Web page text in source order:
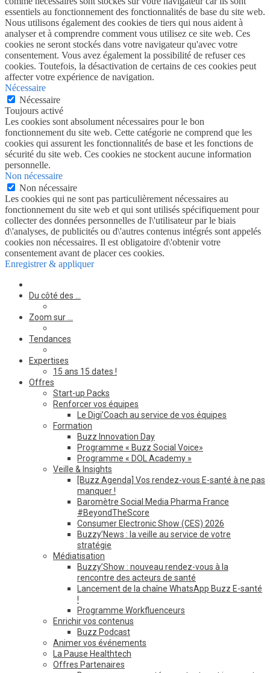
essentiels au fonctionnement des fonctionnalités de base du site web.
Nous utilisons également des cookies de tiers qui nous aident à
analyser et à comprendre comment vous utilisez ce site web. Ces
cookies ne seront stockés dans votre navigateur qu'avec votre
consentement. Vous avez également la possibilité de refuser ces
cookies. Toutefois, la désactivation de certains de ces cookies peut
affecter votre expérience de navigation.
Nécessaire
Nécessaire
Toujours activé
Les cookies sont absolument nécessaires pour le bon
fonctionnement du site web. Cette catégorie ne comprend que les
cookies qui assurent les fonctionnalités de base et les fonctions de
sécurité du site web. Ces cookies ne stockent aucune information
personnelle.
Non nécessaire
Non nécessaire
Les cookies qui ne sont pas particulièrement nécessaires au
fonctionnement du site web et qui sont utilisés spécifiquement pour
collecter des données personnelles de l\'utilisateur par le biais
d\'analyses, de publicités ou d\'autres contenus intégrés sont appelés
cookies non nécessaires. Il est obligatoire d\'obtenir votre
consentement avant de placer ces cookies.
Enregistrer & appliquer
Du côté des …
Zoom sur …
Tendances
Expertises
15 ans 15 dates !
Offres
Start-up Packs
Renforcer vos équipes
Le Digi’Coach au service de vos équipes
Formation
Buzz Innovation Day
Programme « Buzz Social Voice»
Programme « DOL Academy »
Veille & Insights
[Buzz Agenda] Vos rendez-vous E-santé à ne pas
manquer !
Baromètre Social Media Pharma France
#BeyondTheScore
Consumer Electronic Show (CES) 2026
Buzzy’News : la veille au service de votre
stratégie
Médiatisation
Buzzy’Show : nouveau rendez-vous à la
rencontre des acteurs de santé
Lancement de la chaîne WhatsApp Buzz E-santé
!
Programme Workfluenceurs
Enrichir vos contenus
Buzz Podcast
Animer vos événements
La Pause Healthtech
Offres Partenaires